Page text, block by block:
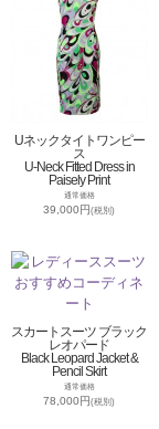
Uネックタイトワンピー
ス
U-Neck Fitted Dress in
Paisely Print
通常価格
39,000円(税別)
スカートスーツ ブラック
レオパード
Black Leopard Jacket &
Pencil Skirt
通常価格
78,000円(税別)